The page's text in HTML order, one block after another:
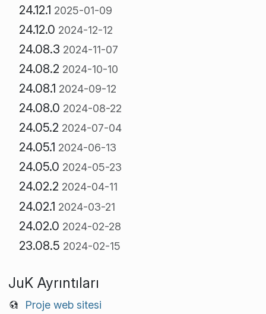
24.12.1 2025-01-09
24.12.0 2024-12-12
24.08.3 2024-11-07
24.08.2 2024-10-10
24.08.1 2024-09-12
24.08.0 2024-08-22
24.05.2 2024-07-04
24.05.1 2024-06-13
24.05.0 2024-05-23
24.02.2 2024-04-11
24.02.1 2024-03-21
24.02.0 2024-02-28
23.08.5 2024-02-15
JuK Ayrıntıları
Proje web sitesi